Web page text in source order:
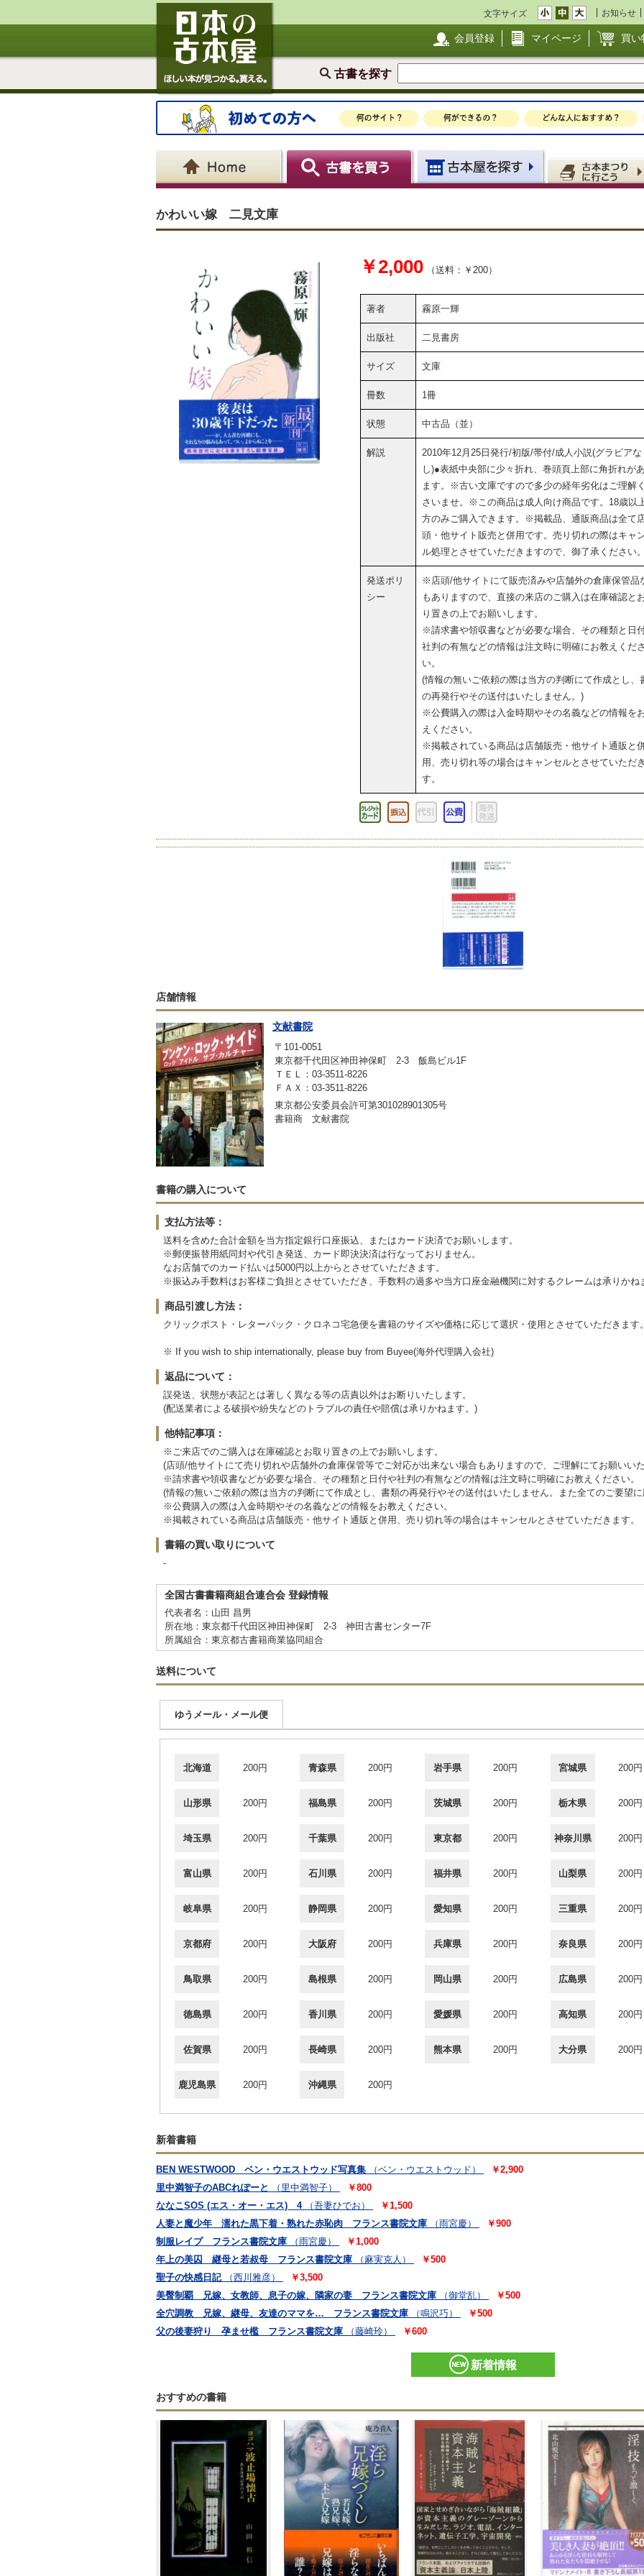
文字サイズ お知らせ
会員登録 マイページ 買い
古書を探す
かわいい嫁 二見文庫
￥2,000 （送料：￥200）
著者 霧原一輝
出版社 二見書房
サイズ 文庫
冊数 1冊
状態 中古品（並）
解説
2010年12月25日発行/初版/帯付/成人小説(グラビアな
し)●表紙中央部に少々折れ、巻頭頁上部に角折れが
ます。※古い文庫ですので多少の経年劣化はご理解
さいませ。※この商品は成人向け商品です。18歳以
方のみご購入できます。※掲載品、通販商品は全て
頭・他サイト販売と併用です。売り切れの際はキャ
ル処理とさせていただきますので、御了承ください
発送ポリ
シー
※店頭/他サイトにて販売済みや店舗外の倉庫保管品
もありますので、直接の来店のご購入は在庫確認と
り置きの上でお願いします。
※請求書や領収書などが必要な場合、その種類と日
社判の有無などの情報は注文時に明確にお教えくだ
い。
(情報の無いご依頼の際は当方の判断にて作成とし、
の再発行やその送付はいたしません。)
※公費購入の際は入金時期やその名義などの情報を
えください。
※掲載されている商品は店舗販売・他サイト通販と
用、売り切れ等の場合はキャンセルとさせていただ
す。
店舗情報
文献書院
〒101-0051
東京都千代田区神田神保町 2-3 飯島ビル1F
ＴＥＬ：03-3511-8226
ＦＡＸ：03-3511-8226
東京都公安委員会許可第301028901305号
書籍商 文献書院
書籍の購入について
支払方法等：
送料を含めた合計金額を当方指定銀行口座振込、またはカード決済でお願いします。
※郵便振替用紙同封や代引き発送、カード即決決済は行なっておりません。
なお店舗でのカード払いは5000円以上からとさせていただきます。
※振込み手数料はお客様ご負担とさせていただき、手数料の過多や当方口座金融機関に対するクレームは承りかね
商品引渡し方法：
クリックポスト・レターパック・クロネコ宅急便を書籍のサイズや価格に応じて選択・使用とさせていただきます
※ If you wish to ship internationally, please buy from Buyee(海外代理購入会社)
返品について：
誤発送、状態が表記とは著しく異なる等の店責以外はお断りいたします。
(配送業者による破損や紛失などのトラブルの責任や賠償は承りかねます。)
他特記事項：
※ご来店でのご購入は在庫確認とお取り置きの上でお願いします。
(店頭/他サイトにて売り切れや店舗外の倉庫保管等でご対応が出来ない場合もありますので、ご理解にてお願いい
※請求書や領収書などが必要な場合、その種類と日付や社判の有無などの情報は注文時に明確にお教えください。
(情報の無いご依頼の際は当方の判断にて作成とし、書類の再発行やその送付はいたしません。また全てのご要望
※公費購入の際は入金時期やその名義などの情報をお教えください。
※掲載されている商品は店舗販売・他サイト通販と併用、売り切れ等の場合はキャンセルとさせていただきます。
書籍の買い取りについて
-
全国古書書籍商組合連合会 登録情報
代表者名：山田 昌男
所在地：東京都千代田区神田神保町 2-3 神田古書センター7F
所属組合：東京都古書籍商業協同組合
送料について
ゆうメール・メール便
北海道 200円 青森県 200円 岩手県 200円 宮城県 200円
山形県 200円 福島県 200円 茨城県 200円 栃木県 200円
埼玉県 200円 千葉県 200円 東京都 200円 神奈川県 200円
富山県 200円 石川県 200円 福井県 200円 山梨県 200円
岐阜県 200円 静岡県 200円 愛知県 200円 三重県 200円
京都府 200円 大阪府 200円 兵庫県 200円 奈良県 200円
鳥取県 200円 島根県 200円 岡山県 200円 広島県 200円
徳島県 200円 香川県 200円 愛媛県 200円 高知県 200円
佐賀県 200円 長崎県 200円 熊本県 200円 大分県 200円
鹿児島県 200円 沖縄県 200円
新着書籍
BEN WESTWOOD ベン・ウエストウッド写真集 （ベン・ウエストウッド）
￥2,900
里中満智子のABCれぽーと
（里中満智子）
￥800
ななこSOS (エス・オー・エス) 4
（吾妻ひでお）
￥1,500
人妻と魔少年 濡れた黒下着・熟れた赤恥肉 フランス書院文庫
（雨宮慶）
￥900
制服レイプ フランス書院文庫
（雨宮慶）
￥1,000
年上の美囚 継母と若叔母 フランス書院文庫
（麻実克人）
￥500
聖子の快感日記
（西川雅彦）
￥3,500
美臀制覇 兄嫁、女教師、息子の嫁、隣家の妻 フランス書院文庫
（御堂乱）
￥500
全穴調教 兄嫁、継母、友達のママを… フランス書院文庫
（鳴沢巧）
￥500
父の後妻狩り 孕ませ檻 フランス書院文庫
（藤崎玲） ￥600
新着情報
おすすめの書籍